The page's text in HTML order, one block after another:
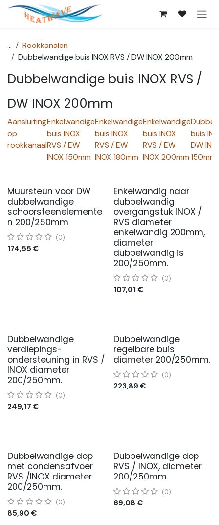
Overslaan naar inhoud
...
Rookkanalen
Dubbelwandige buis INOX RVS / DW INOX 200mm
Dubbelwandige buis INOX RVS /
DW INOX 200mm
Aansluiting
op
rookkanaal
Enkelwandige
buis INOX
RVS / EW
INOX 150mm
Enkelwandige
buis INOX
RVS / EW
INOX 180mm
Enkelwandige
buis INOX
RVS / EW
INOX 200mm
buis
DW
150mm
Muursteun voor DW
dubbelwandige
schoorsteenelemente
n 200/250mm
(0)
174,55 €
Enkelwandig naar
dubbelwandig
overgangstuk INOX /
RVS diameter
enkelwandig 200mm,
diameter
dubbelwandig is
200/250mm.
(0)
107,01 €
Dubbelwandige
verdiepings-
ondersteuning in RVS /
INOX diameter
200/250mm.
(0)
249,17 €
Dubbelwandige
regelbare buis
diameter 200/250mm.
(0)
223,89 €
Dubbelwandige dop
met condensafvoer
RVS /INOX diameter
200/250mm.
(0)
85,90 €
Dubbelwandige dop
RVS / INOX, diameter
200/250mm.
(0)
69,08 €